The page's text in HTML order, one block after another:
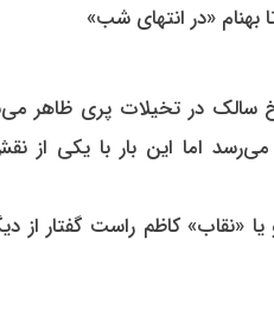
سالک در تخیلات پری ظاهر
اما این بار با یکی از
کاظم راست گفتار از